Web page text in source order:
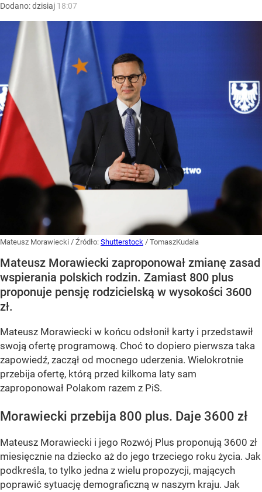
Dodano:dzisiaj 18:07
Mateusz Morawiecki / Źródło: Shutterstock / TomaszKudala
Mateusz Morawiecki zaproponował zmianę zasad
wspierania polskich rodzin. Zamiast 800 plus
proponuje pensję rodzicielską w wysokości 3600
zł.
Mateusz Morawiecki w końcu odsłonił karty i przedstawił
swoją ofertę programową. Choć to dopiero pierwsza taka
zapowiedź, zaczął od mocnego uderzenia. Wielokrotnie
przebija ofertę, którą przed kilkoma laty sam
zaproponował Polakom razem z PiS.
Morawiecki przebija 800 plus. Daje 3600 zł
Mateusz Morawiecki i jego Rozwój Plus proponują 3600 zł
miesięcznie na dziecko aż do jego trzeciego roku życia. Jak
podkreśla, to tylko jedna z wielu propozycji, mających
poprawić sytuację demograficzną w naszym kraju. Jak